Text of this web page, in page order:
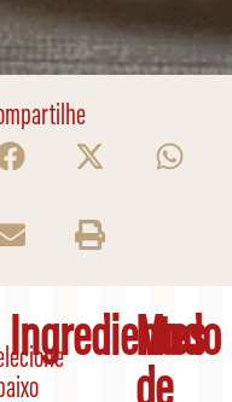
Ingredientes
Modo
de